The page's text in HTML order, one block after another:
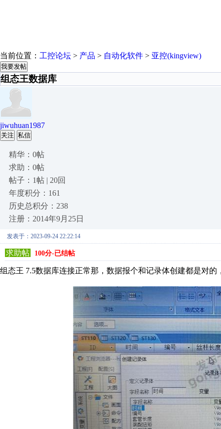
当前位置： 工控论坛 > 产品 > 自动化软件 > 亚控(kingview)
我要发帖
组态王数据库
jiwuhuan1987
关注 私信
精华：0帖
求助：0帖
帖子：1帖 | 20回
年度积分：161
历史总积分：238
注册：2014年9月25日
发表于：2023-09-24 22:22:14
求助帖 100分-已结帖
组态王 7.5数据库连接正常那，数据报个和记录体创建都是对